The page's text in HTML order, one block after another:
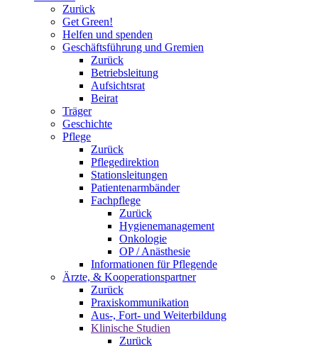
Zurück
Get Green!
Helfen und spenden
Geschäftsführung und Gremien
Zurück
Betriebsleitung
Aufsichtsrat
Beirat
Träger
Geschichte
Pflege
Zurück
Pflegedirektion
Stationsleitungen
Patientenarmbänder
Fachpflege
Zurück
Hygienemanagement
Onkologie
OP / Anästhesie
Informationen für Pflegende
Ärzte, & Kooperationspartner
Zurück
Praxiskommunikation
Aus-, Fort- und Weiterbildung
Klinische Studien
Zurück